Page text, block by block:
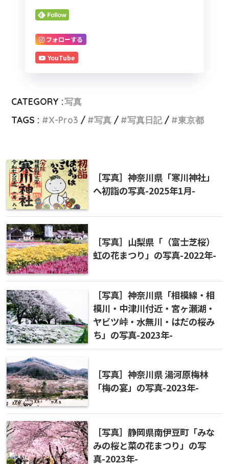
フォローする
YouTube
CATEGORY :写真
TAGS :
X-Pro3 写真 写真日記 東京都
［写真］神奈川県「寒川神社」
へ初詣の写真-2025年1月-
［写真］山梨県「（富士芝桜）
虹の花まつり」の写真-2022年-
［写真］神奈川県「相模線・相
模川・中津川付近・宮ヶ瀬湖・
ヤビツ峠・水無川・はだの桜み
ち」の写真-2023年-
［写真］神奈川県 湯河原梅林
「梅の宴」の写真-2023年-
［写真］静岡県南伊豆町「みな
みの桜と菜の花まつり」の写
真-2023年-